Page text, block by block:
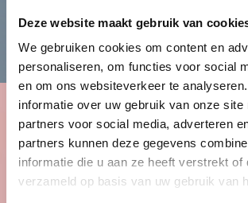
Deze website maakt gebruik van
We gebruiken cookies om content en
personaliseren, om functies voor social
en om ons websiteverkeer te
informatie over uw gebruik van onze site
partners voor social media, adverteren
partners kunnen deze gegevens
informatie die u aan ze heeft verstrekt of
verzameld op basis van uw gebruik van
Bekijk de herencollectie
Kinderen